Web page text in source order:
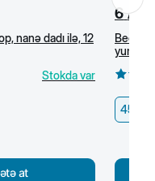
nanə dadı ilə, 12
Stokda var
at
6
45,5